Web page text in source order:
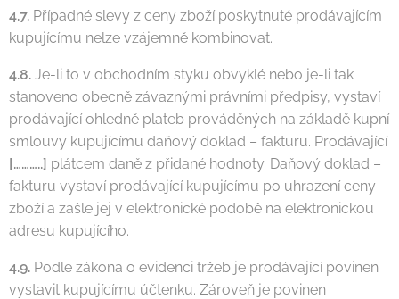
4.7. Případné slevy z ceny zboží poskytnuté prodávajícím
kupujícímu nelze vzájemně kombinovat.
4.8. Je-li to v obchodním styku obvyklé nebo je-li tak
stanoveno obecně závaznými právními předpisy, vystaví
prodávající ohledně plateb prováděných na základě kupní
smlouvy kupujícímu daňový doklad – fakturu. Prodávající
[………..] plátcem daně z přidané hodnoty. Daňový doklad –
fakturu vystaví prodávající kupujícímu po uhrazení ceny
zboží a zašle jej v elektronické podobě na elektronickou
adresu kupujícího.
4.9. Podle zákona o evidenci tržeb je prodávající povinen
vystavit kupujícímu účtenku. Zároveň je povinen